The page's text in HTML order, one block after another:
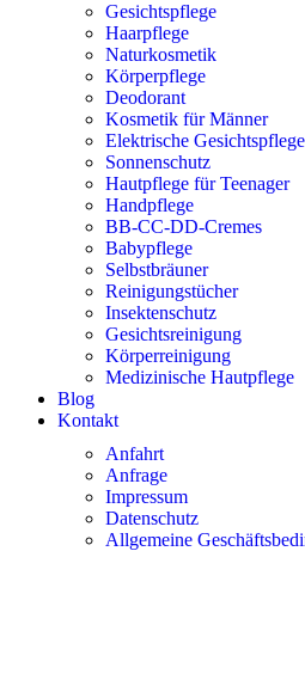
Gesichtspflege
Haarpflege
Naturkosmetik
Körperpflege
Deodorant
Kosmetik für Männer
Elektrische Gesichtspflege
Sonnenschutz
Hautpflege für Teenager
Handpflege
BB-CC-DD-Cremes
Babypflege
Selbstbräuner
Reinigungstücher
Insektenschutz
Gesichtsreinigung
Körperreinigung
Medizinische Hautpflege
Blog
Kontakt
Anfahrt
Anfrage
Impressum
Datenschutz
Allgemeine